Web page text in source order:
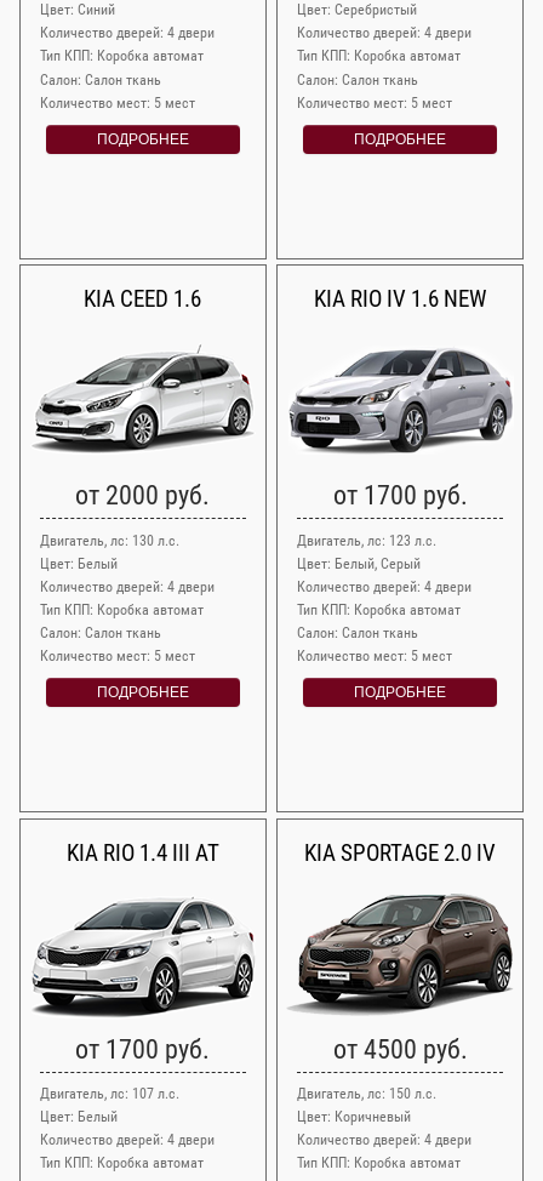
Цвет: Синий
Количество дверей: 4 двери
Тип КПП: Коробка автомат
Салон: Салон ткань
Количество мест: 5 мест
ПОДРОБНЕЕ
Цвет: Серебристый
Количество дверей: 4 двери
Тип КПП: Коробка автомат
Салон: Салон ткань
Количество мест: 5 мест
ПОДРОБНЕЕ
KIA CEED 1.6
от 2000 руб.
Двигатель, лс: 130 л.с.
Цвет: Белый
Количество дверей: 4 двери
Тип КПП: Коробка автомат
Салон: Салон ткань
Количество мест: 5 мест
ПОДРОБНЕЕ
KIA RIO IV 1.6 NEW
от 1700 руб.
Двигатель, лс: 123 л.с.
Цвет: Белый, Серый
Количество дверей: 4 двери
Тип КПП: Коробка автомат
Салон: Салон ткань
Количество мест: 5 мест
ПОДРОБНЕЕ
KIA RIO 1.4 III AT
от 1700 руб.
Двигатель, лс: 107 л.с.
Цвет: Белый
Количество дверей: 4 двери
Тип КПП: Коробка автомат
KIA SPORTAGE 2.0 IV
от 4500 руб.
Двигатель, лс: 150 л.с.
Цвет: Коричневый
Количество дверей: 4 двери
Тип КПП: Коробка автомат